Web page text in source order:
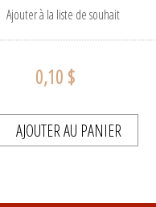
Ajouter à la liste de souhait
0,10 $
AJOUTER AU PANIER